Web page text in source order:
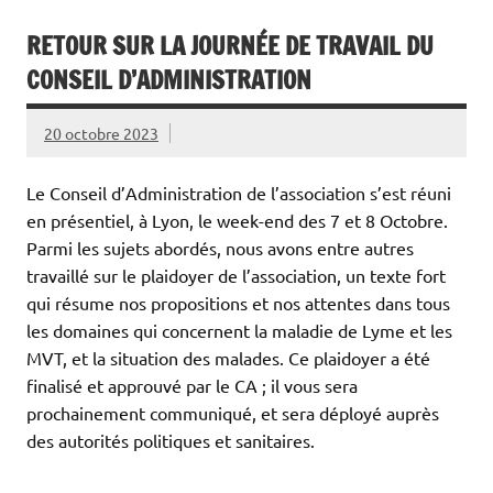
RETOUR SUR LA JOURNÉE DE TRAVAIL DU
CONSEIL D’ADMINISTRATION
20 octobre 2023
Le Conseil d’Administration de l’association s’est réuni
en présentiel, à Lyon, le week-end des 7 et 8 Octobre.
Parmi les sujets abordés, nous avons entre autres
travaillé sur le plaidoyer de l’association, un texte fort
qui résume nos propositions et nos attentes dans tous
les domaines qui concernent la maladie de Lyme et les
MVT, et la situation des malades. Ce plaidoyer a été
finalisé et approuvé par le CA ; il vous sera
prochainement communiqué, et sera déployé auprès
des autorités politiques et sanitaires.